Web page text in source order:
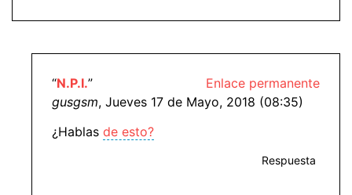
Enlace permanente
“N.P.I.”
gusgsm, Jueves 17 de Mayo, 2018 (08:35)
¿Hablas de esto?
Respuesta